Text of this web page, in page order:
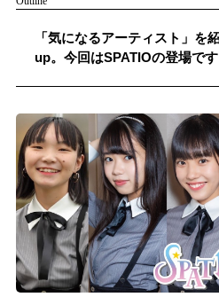
人気ワード
#男性SSW #ポップス #女性
#ヒップホップ #男性シンガーグ
記事一覧
会社概要
お問い合わせ
記事リクエスト
ログイン
LINK
「気になるアーティスト」を
up。今回はSPATIOの登場です